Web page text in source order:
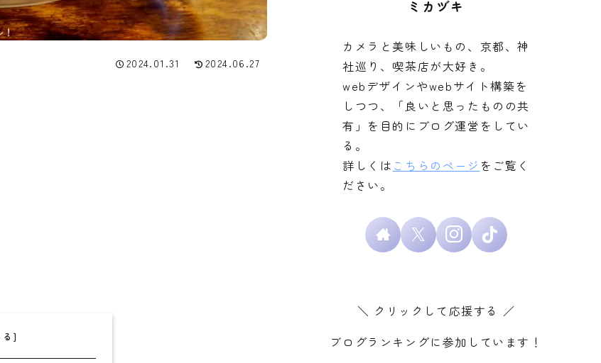
2024.01.31 2024.06.27
ミカヅキ
カメラと美味しいもの、京都、神
社巡り、喫茶店が大好き。
webデザインやwebサイト構築を
しつつ、「良いと思ったものの共
有」を目的にブログ運営をしてい
る。
詳しくは こちらのページ をご覧く
ださい。
＼ クリックして応援する ／
ブログランキングに参加しています！